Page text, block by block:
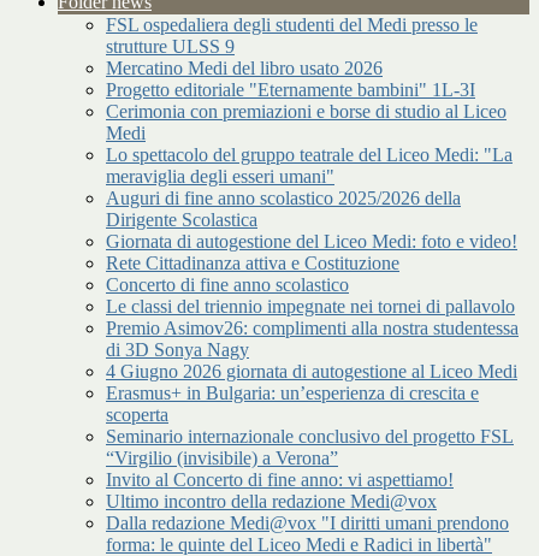
FSL ospedaliera degli studenti del Medi presso le
strutture ULSS 9
Mercatino Medi del libro usato 2026
Progetto editoriale "Eternamente bambini" 1L-3I
Cerimonia con premiazioni e borse di studio al Liceo
Medi
Lo spettacolo del gruppo teatrale del Liceo Medi: "La
meraviglia degli esseri umani"
Auguri di fine anno scolastico 2025/2026 della
Dirigente Scolastica
Giornata di autogestione del Liceo Medi: foto e video!
Rete Cittadinanza attiva e Costituzione
Concerto di fine anno scolastico
Le classi del triennio impegnate nei tornei di pallavolo
Premio Asimov26: complimenti alla nostra studentessa
di 3D Sonya Nagy
4 Giugno 2026 giornata di autogestione al Liceo Medi
Erasmus+ in Bulgaria: un’esperienza di crescita e
scoperta
Seminario internazionale conclusivo del progetto FSL
“Virgilio (invisibile) a Verona”
Invito al Concerto di fine anno: vi aspettiamo!
Ultimo incontro della redazione Medi@vox
Dalla redazione Medi@vox "I diritti umani prendono
forma: le quinte del Liceo Medi e Radici in libertà"